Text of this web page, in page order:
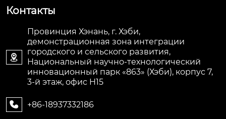
Контакты

Провинция Хэнань, г. Хэби,
демонстрационная зона интеграции
городского и сельского развития,
Национальный научно-технологический
инновационный парк «863» (Хэби), корпус 7,
3-й этаж, офис H15
 +86-18937332186